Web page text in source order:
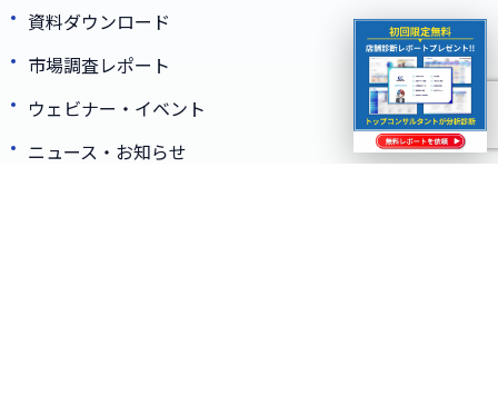
資料ダウンロード
市場調査レポート
ウェビナー・イベント
ニュース・お知らせ